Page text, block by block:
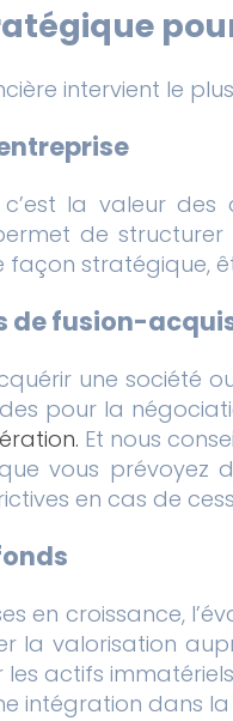
intervient le
la valeur
de structurer
façon stratégique,
de fusion-
une
pour la
Et nous
que vous
en cas de
en croissance,
la valorisation
les actifs
intégration dans